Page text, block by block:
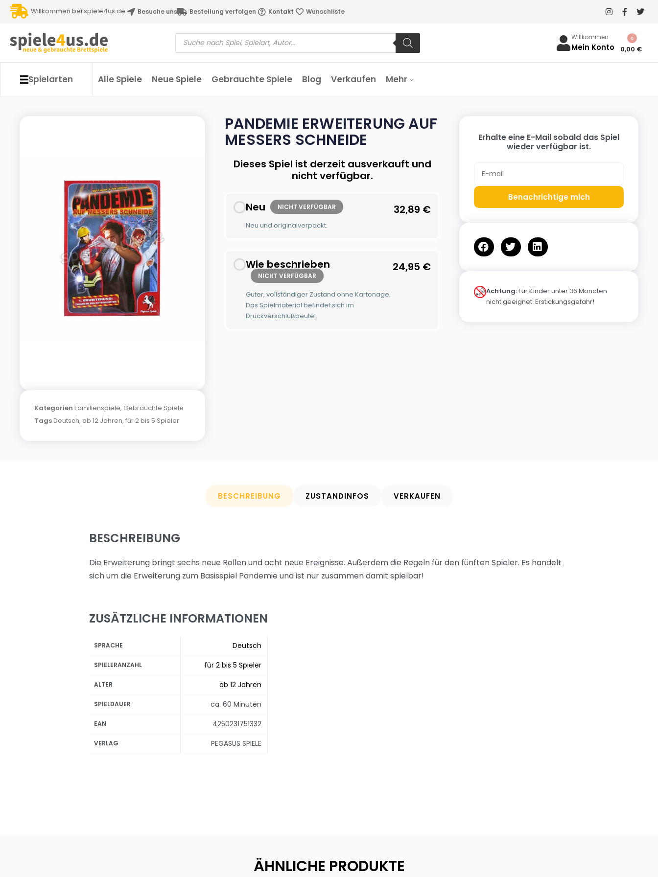
Willkommen bei spiele4us.de Besuche uns Bestellung verfolgen Kontakt Wunschliste
Willkommen
Mein Konto 0,00 €
0
Spielarten Alle Spiele Neue Spiele Gebrauchte Spiele Blog Verkaufen Mehr
Kategorien Familienspiele, Gebrauchte Spiele
TagsDeutsch, ab 12 Jahren, für 2 bis 5 Spieler
PANDEMIE ERWEITERUNG AUF
MESSERS SCHNEIDE
Dieses Spiel ist derzeit ausverkauft und
nicht verfügbar.
Neu NICHT VERFÜGBAR
Neu und originalverpackt.
32,89 €
Wie beschrieben
NICHT VERFÜGBAR
Guter, vollständiger Zustand ohne Kartonage.
Das Spielmaterial befindet sich im
Druckverschlußbeutel.
24,95 €
Erhalte eine E-Mail sobald das Spiel
wieder verfügbar ist.
Benachrichtige mich
Achtung:Für Kinder unter 36 Monaten
nicht geeignet. Erstickungsgefahr!
BESCHREIBUNG ZUSTANDINFOS VERKAUFEN
BESCHREIBUNG
Die Erweiterung bringt sechs neue Rollen und acht neue Ereignisse. Außerdem die Regeln für den fünften Spieler. Es handelt
sich um die Erweiterung zum Basisspiel Pandemie und ist nur zusammen damit spielbar!
ZUSÄTZLICHE INFORMATIONEN
SPRACHE Deutsch
SPIELERANZAHL für 2 bis 5 Spieler
ALTER ab 12 Jahren
SPIELDAUER ca. 60 Minuten
EAN 4250231751332
VERLAG PEGASUS SPIELE
ÄHNLICHE PRODUKTE